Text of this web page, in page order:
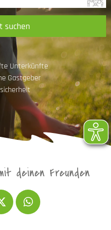
suchen
Unterkünfte
Gastgeber
deinen Freunden